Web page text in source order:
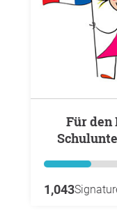
Für den Erhalt des bilingualen
1,043